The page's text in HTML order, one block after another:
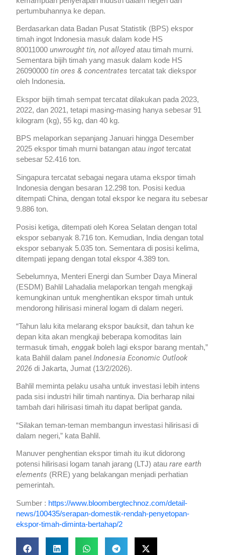
pertumbuhannya ke depan.
Berdasarkan data Badan Pusat Statistik (BPS) ekspor
timah ingot Indonesia masuk dalam kode HS
80011000unwrought tin, not alloyed atau timah murni.
Sementara bijih timah yang masuk dalam kode HS
26090000 tin ores & concentrates tercatat tak diekspor
oleh Indonesia.
Ekspor bijih timah sempat tercatat dilakukan pada 2023,
2022, dan 2021, tetapi masing-masing hanya sebesar 91
kilogram (kg), 55 kg, dan 40 kg.
BPS melaporkan sepanjang Januari hingga Desember
2025 ekspor timah murni batangan atauingot tercatat
sebesar 52.416 ton.
Singapura tercatat sebagai negara utama ekspor timah
Indonesia dengan besaran 12.298 ton. Posisi kedua
ditempati China, dengan total ekspor ke negara itu sebesar
9.886 ton.
Posisi ketiga, ditempati oleh Korea Selatan dengan total
ekspor sebanyak 8.716 ton. Kemudian, India dengan total
ekspor sebanyak 5.035 ton. Sementara di posisi kelima,
ditempati jepang dengan total ekspor 4.389 ton.
Sebelumnya, Menteri Energi dan Sumber Daya Mineral
(ESDM) Bahlil Lahadalia melaporkan tengah mengkaji
kemungkinan untuk menghentikan ekspor timah untuk
mendorong hilirisasi mineral logam di dalam negeri.
“Tahun lalu kita melarang ekspor bauksit, dan tahun ke
depan kita akan mengkaji beberapa komoditas lain
termasuk timah,enggakboleh lagi ekspor barang mentah,”
kata Bahlil dalam panel Indonesia Economic Outlook
2026 di Jakarta, Jumat (13/2/2026).
Bahlil meminta pelaku usaha untuk investasi lebih intens
pada sisi industri hilir timah nantinya. Dia berharap nilai
tambah dari hilirisasi timah itu dapat berlipat ganda.
“Silakan teman-teman membangun investasi hilirisasi di
dalam negeri,” kata Bahlil.
Manuver penghentian ekspor timah itu ikut didorong
potensi hilirisasi logam tanah jarang (LTJ) ataurare earth
elements (RRE) yang belakangan menjadi perhatian
pemerintah.
Sumber : https://www.bloombergtechnoz.com/detail-
news/100435/serapan-domestik-rendah-penyetopan-
ekspor-timah-diminta-bertahap/2